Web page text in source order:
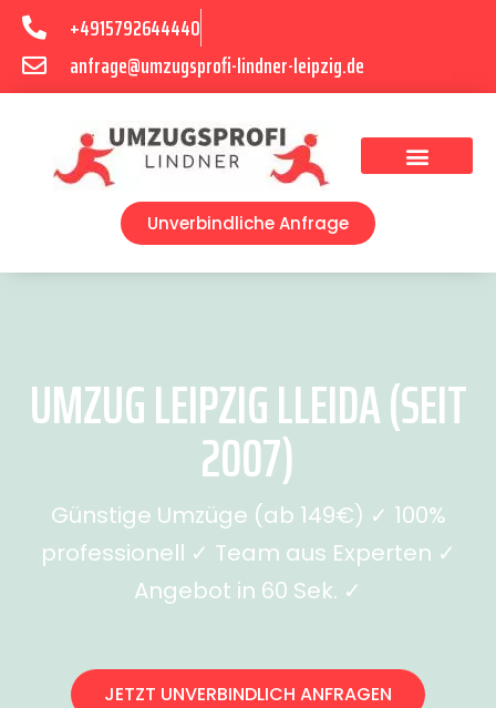
+4915792644440
anfrage@umzugsprofi-lindner-leipzig.de
Unverbindliche Anfrage
UMZUG LEIPZIG LLEIDA (SEIT
2007)
Günstige Umzüge (ab 149€) ✓ 100%
professionell ✓ Team aus Experten ✓
Angebot in 60 Sek. ✓
JETZT UNVERBINDLICH ANFRAGEN